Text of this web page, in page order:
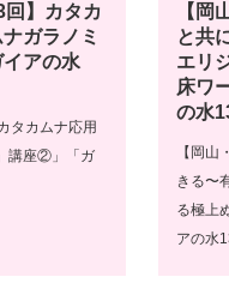
回】カタカ
ガラノミ
アの水
タカムナ応用
講座②」「ガ
【岡
と共
エリ
床ワ
の水
【岡
きる〜
る極上
アの水